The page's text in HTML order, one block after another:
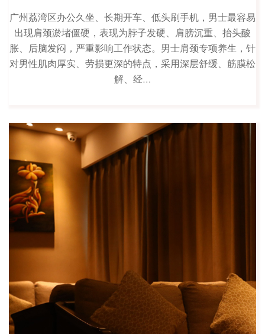
广州荔湾区办公久坐、长期开车、低头刷手机，男士最容易
出现肩颈淤堵僵硬，表现为脖子发硬、肩膀沉重、抬头酸
胀、后脑发闷，严重影响工作状态。男士肩颈专项养生，针
对男性肌肉厚实、劳损更深的特点，采用深层舒缓、筋膜松
解、经…